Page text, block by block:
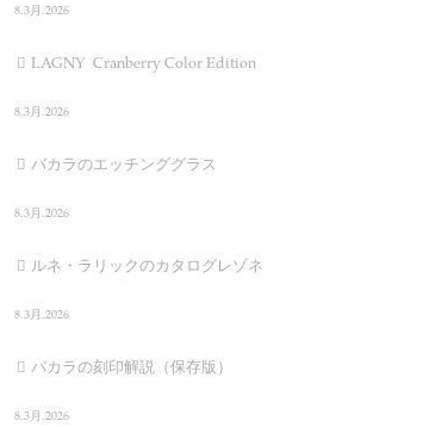
8.3月.2026
LAGNY Cranberry Color Edition
8.3月.2026
バカラのエッチンググラス
8.3月.2026
ルネ・ラリックのカタログレゾネ
8.3月.2026
バカラの刻印解説（保存版）
8.3月.2026